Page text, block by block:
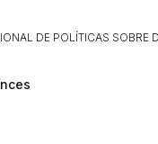
DE POLÍTICAS SOBRE